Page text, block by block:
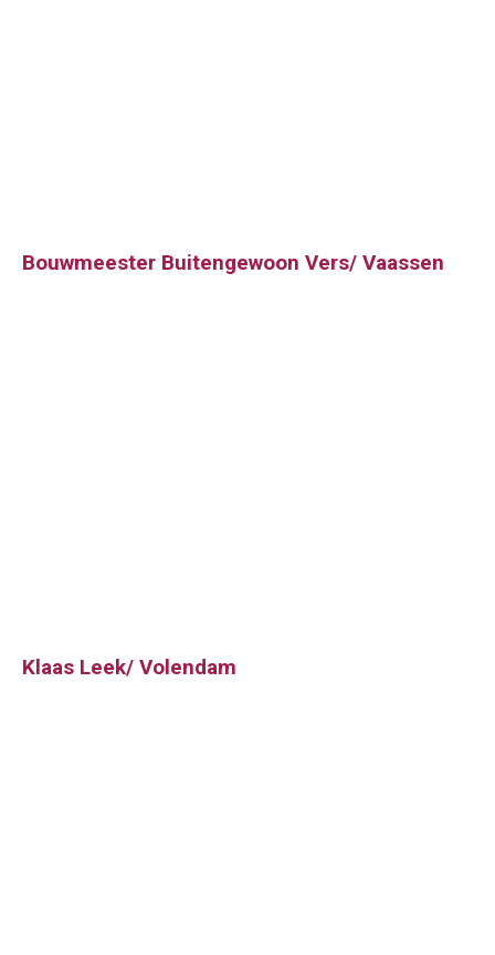
Bouwmeester Buitengewoon Vers/ Vaassen
Klaas Leek/ Volendam